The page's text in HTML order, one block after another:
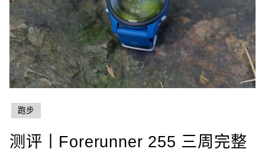
跑步
测评丨Forerunner 255 三周完整